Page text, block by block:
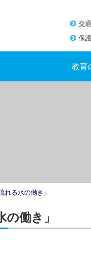
交
保
教育
れる水の働き」
の働き」